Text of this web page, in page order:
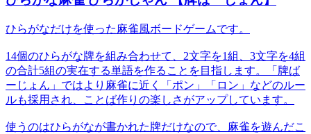
ひらがなだけを使った麻雀風ボードゲームです。
14個のひらがな牌を組み合わせて、2文字を1組、3文字を4組
の合計5組の実在する単語を作ることを目指します。「牌ば
ーじょん」ではより麻雀に近く「ポン」「ロン」などのルー
ルも採用され、ことば作りの楽しさがアップしています。
使うのはひらがなが書かれた牌だけなので、麻雀を遊んだこ